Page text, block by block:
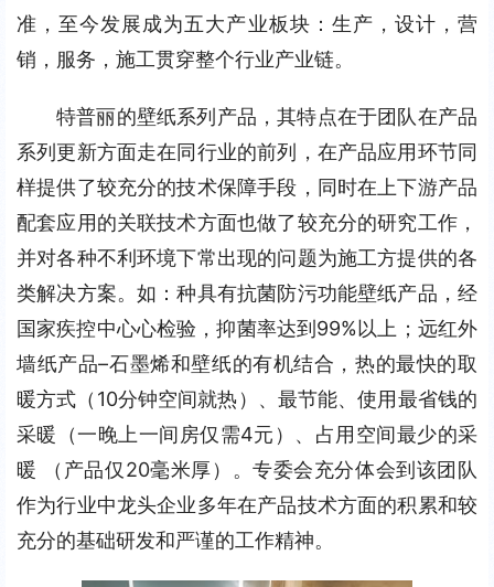
准，至今发展成为五大产业板块：生产，设计，营
销，服务，施工贯穿整个行业产业链。
特普丽的壁纸系列产品，其特点在于团队在产品
系列更新方面走在同行业的前列，在产品应用环节同
样提供了较充分的技术保障手段，同时在上下游产品
配套应用的关联技术方面也做了较充分的研究工作，
并对各种不利环境下常出现的问题为施工方提供的各
类解决方案。如：种具有抗菌防污功能壁纸产品，经
国家疾控中⼼心检验，抑菌率达到99%以上；远红外
墙纸产品–石墨烯和壁纸的有机结合，热的最快的取
暖方式（10分钟空间就热）、最节能、使用最省钱的
采暖（一晚上一间房仅需4元）、占用空间最少的采
暖 （产品仅20毫米厚）。专委会充分体会到该团队
作为行业中龙头企业多年在产品技术方面的积累和较
充分的基础研发和严谨的工作精神。